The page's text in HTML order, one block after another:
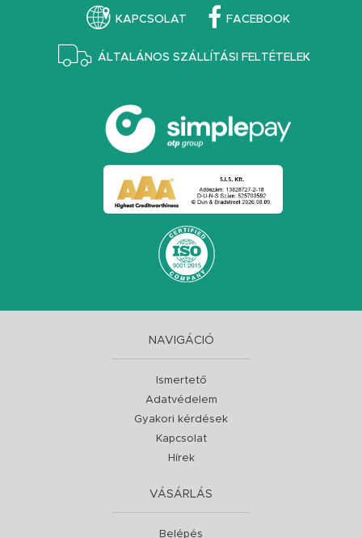
KAPCSOLAT FACEBOOK
ÁLTALÁNOS SZÁLLÍTÁSI FELTÉTELEK
NAVIGÁCIÓ
Ismertető
Adatvédelem
Gyakori kérdések
Kapcsolat
Hírek
VÁSÁRLÁS
Belépés